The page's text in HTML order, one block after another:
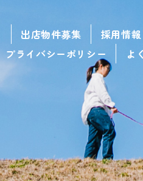
出店物件募集 採用情報
プライバシーポリシー
よ